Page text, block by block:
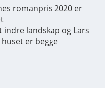
romanpris 2020 er
indre landskap og Lars
er begge